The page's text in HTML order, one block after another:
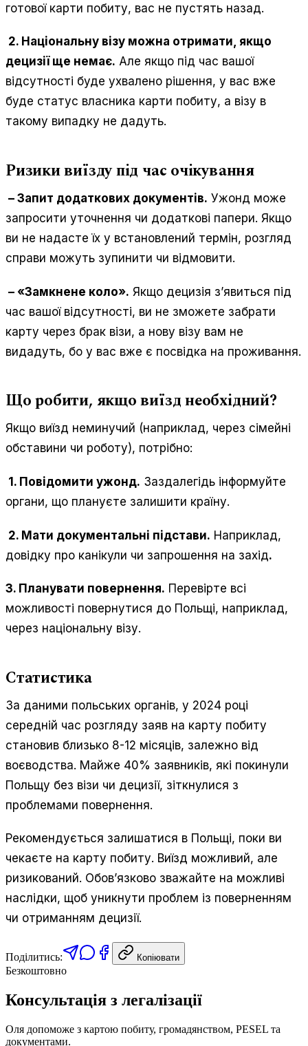
готової карти побиту, вас не пустять назад.
2. Національну візу можна отримати, якщо
децизії ще немає. Але якщо під час вашої
відсутності буде ухвалено рішення, у вас вже
буде статус власника карти побиту, а візу в
такому випадку не дадуть.
Ризики виїзду під час очікування
– Запит додаткових документів. Ужонд може
запросити уточнення чи додаткові папери. Якщо
ви не надасте їх у встановлений термін, розгляд
справи можуть зупинити чи відмовити.
– «Замкнене коло». Якщо децизія з’явиться під
час вашої відсутності, ви не зможете забрати
карту через брак візи, а нову візу вам не
видадуть, бо у вас вже є посвідка на проживання.
Що робити, якщо виїзд необхідний?
Якщо виїзд неминучий (наприклад, через сімейні
обставини чи роботу), потрібно:
1. Повідомити ужонд. Заздалегідь інформуйте
органи, що плануєте залишити країну.
2. Мати документальні підстави. Наприклад,
довідку про канікули чи запрошення на захід.
3. Планувати повернення. Перевірте всі
можливості повернутися до Польщі, наприклад,
через національну візу.
Статистика
За даними польських органів, у 2024 році
середній час розгляду заяв на карту побиту
становив близько 8-12 місяців, залежно від
воєводства. Майже 40% заявників, які покинули
Польщу без візи чи децизії, зіткнулися з
проблемами повернення.
Рекомендується залишатися в Польщі, поки ви
чекаєте на карту побиту. Виїзд можливий, але
ризикований. Обов’язково зважайте на можливі
наслідки, щоб уникнути проблем із поверненням
чи отриманням децизії.
Поділитись: Копіювати
Безкоштовно
Консультація з легалізації
Оля допоможе з картою побиту, громадянством, PESEL та
документами.